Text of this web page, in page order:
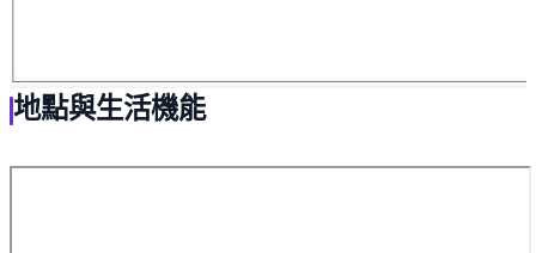
地點與生活機能